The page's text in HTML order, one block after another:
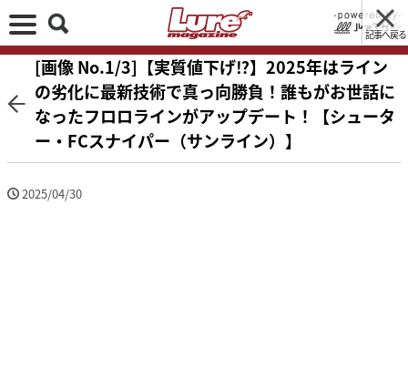
記事へ戻る
[画像 No.1/3]【実質値下げ⁉】2025年はライン
の劣化に最新技術で真っ向勝負！誰もがお世話に
なったフロロラインがアップデート！【シュータ
ー・FCスナイパー（サンライン）】
2025/04/30